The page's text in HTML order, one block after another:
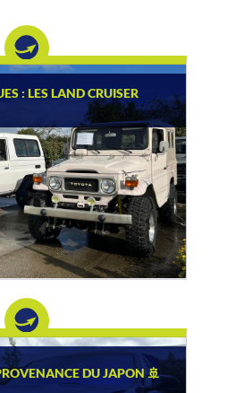
: LES LAND CRUISER
DU JAPON 🚢